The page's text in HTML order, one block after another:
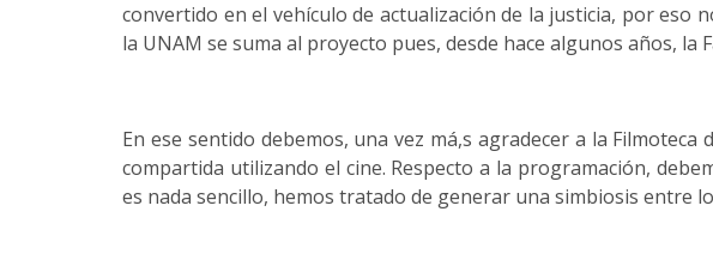
convertido en el vehículo de actualización de la justicia, por eso
la UNAM se suma al proyecto pues, desde hace algunos años,
En ese sentido debemos, una vez má,s agradecer a la
compartida utilizando el cine. Respecto a la programación,
es nada sencillo, hemos tratado de generar una simbiosis entre